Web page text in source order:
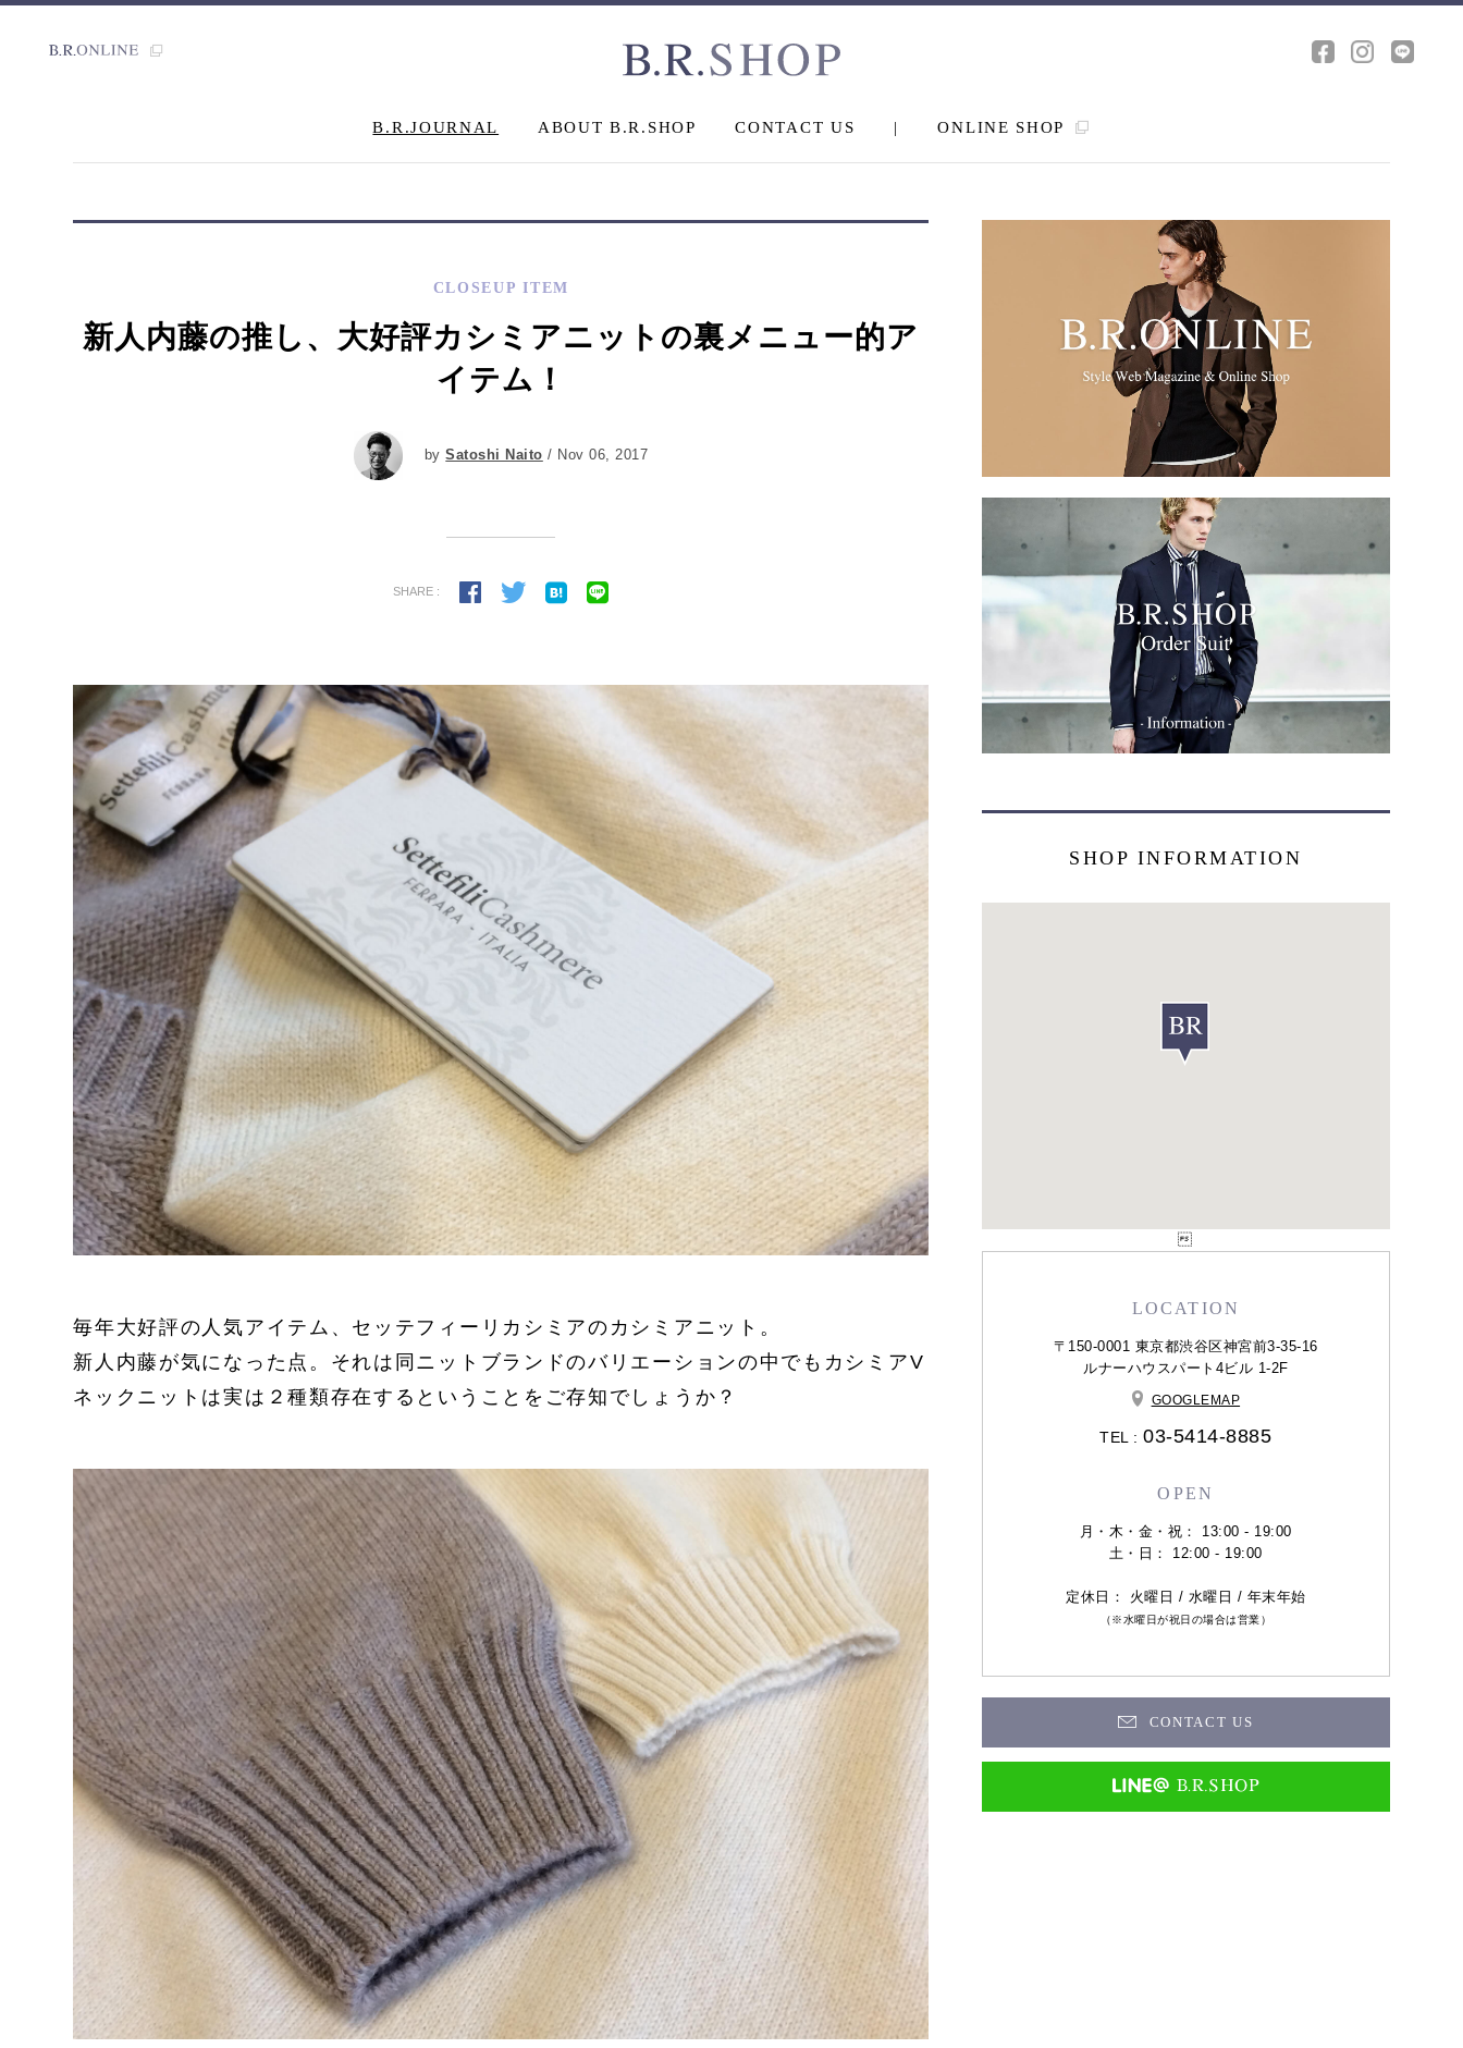
B.R.JOURNAL ABOUT B.R.SHOP CONTACT US | ONLINE SHOP
CLOSEUP ITEM
新人内藤の推し、大好評カシミアニットの裏メニュー的ア
イテム！
bySatoshi Naito / Nov 06, 2017
SHARE :
毎年大好評の人気アイテム、セッテフィーリカシミアのカシミアニット。
新人内藤が気になった点。それは同ニットブランドのバリエーションの中でもカシミアV
ネックニットは実は２種類存在するということをご存知でしょうか？
SHOP INFORMATION
LOCATION
〒150-0001 東京都渋谷区神宮前3-35-16
ルナーハウスパート4ビル 1-2F
GOOGLEMAP
TEL :03-5414-8885
OPEN
月・木・金・祝： 13:00 - 19:00
土・日： 12:00 - 19:00
定休日： 火曜日 / 水曜日 / 年末年始
（※水曜日が祝日の場合は営業）
CONTACT US